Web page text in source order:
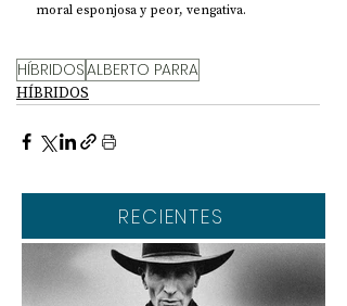
moral esponjosa y peor, vengativa.
HÍBRIDOSALBERTO PARRA
HÍBRIDOS
RECIENTES